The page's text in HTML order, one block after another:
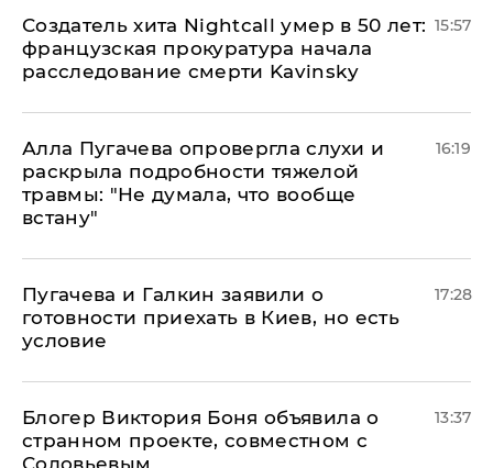
Создатель хита Nightcall умер в 50 лет:
французская прокуратура начала
расследование смерти Kavinsky
15:57
Алла Пугачева опровергла слухи и
раскрыла подробности тяжелой
травмы: "Не думала, что вообще
встану"
16:19
Пугачева и Галкин заявили о
готовности приехать в Киев, но есть
условие
17:28
Блогер Виктория Боня объявила о
странном проекте, совместном с
13:37